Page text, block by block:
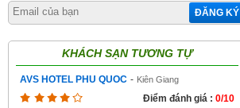
ĐĂNG KÝ
KHÁCH SẠN TƯƠNG TỰ
AVS HOTEL PHU QUOC - Kiên Giang
Điểm đánh giá : 0/10